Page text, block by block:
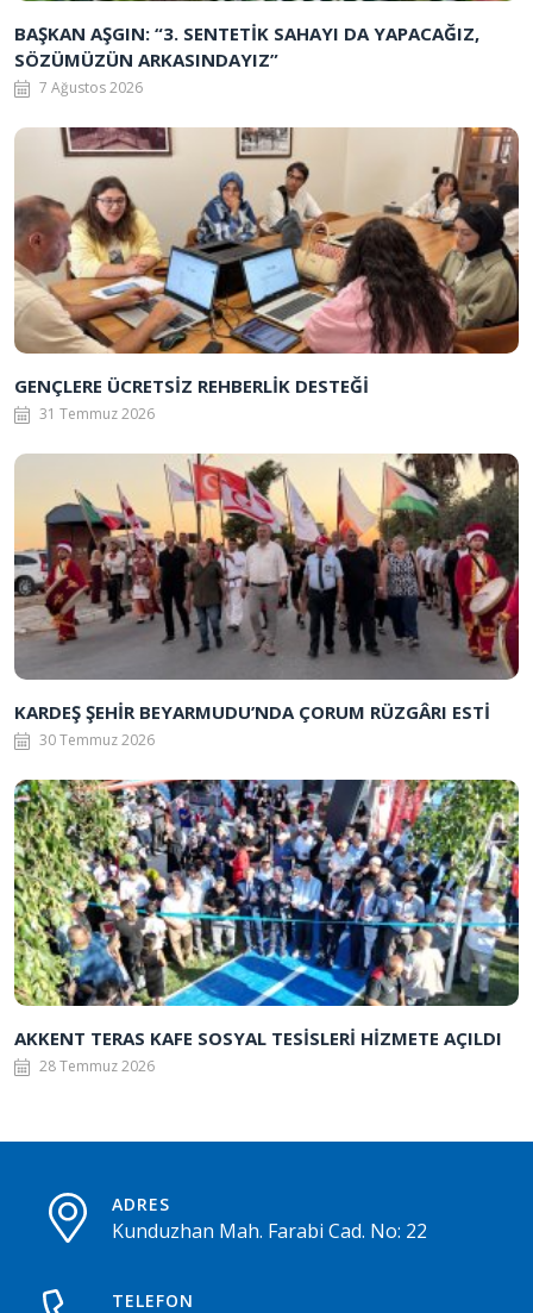
BAŞKAN AŞGIN: “3. SENTETİK SAHAYI DA YAPACAĞIZ,
SÖZÜMÜZÜN ARKASINDAYIZ”
7 Ağustos 2026
GENÇLERE ÜCRETSİZ REHBERLİK DESTEĞİ
31 Temmuz 2026
KARDEŞ ŞEHİR BEYARMUDU’NDA ÇORUM RÜZGÂRI ESTİ
30 Temmuz 2026
AKKENT TERAS KAFE SOSYAL TESİSLERİ HİZMETE AÇILDI
28 Temmuz 2026
ADRES
Kunduzhan Mah. Farabi Cad. No: 22
TELEFON